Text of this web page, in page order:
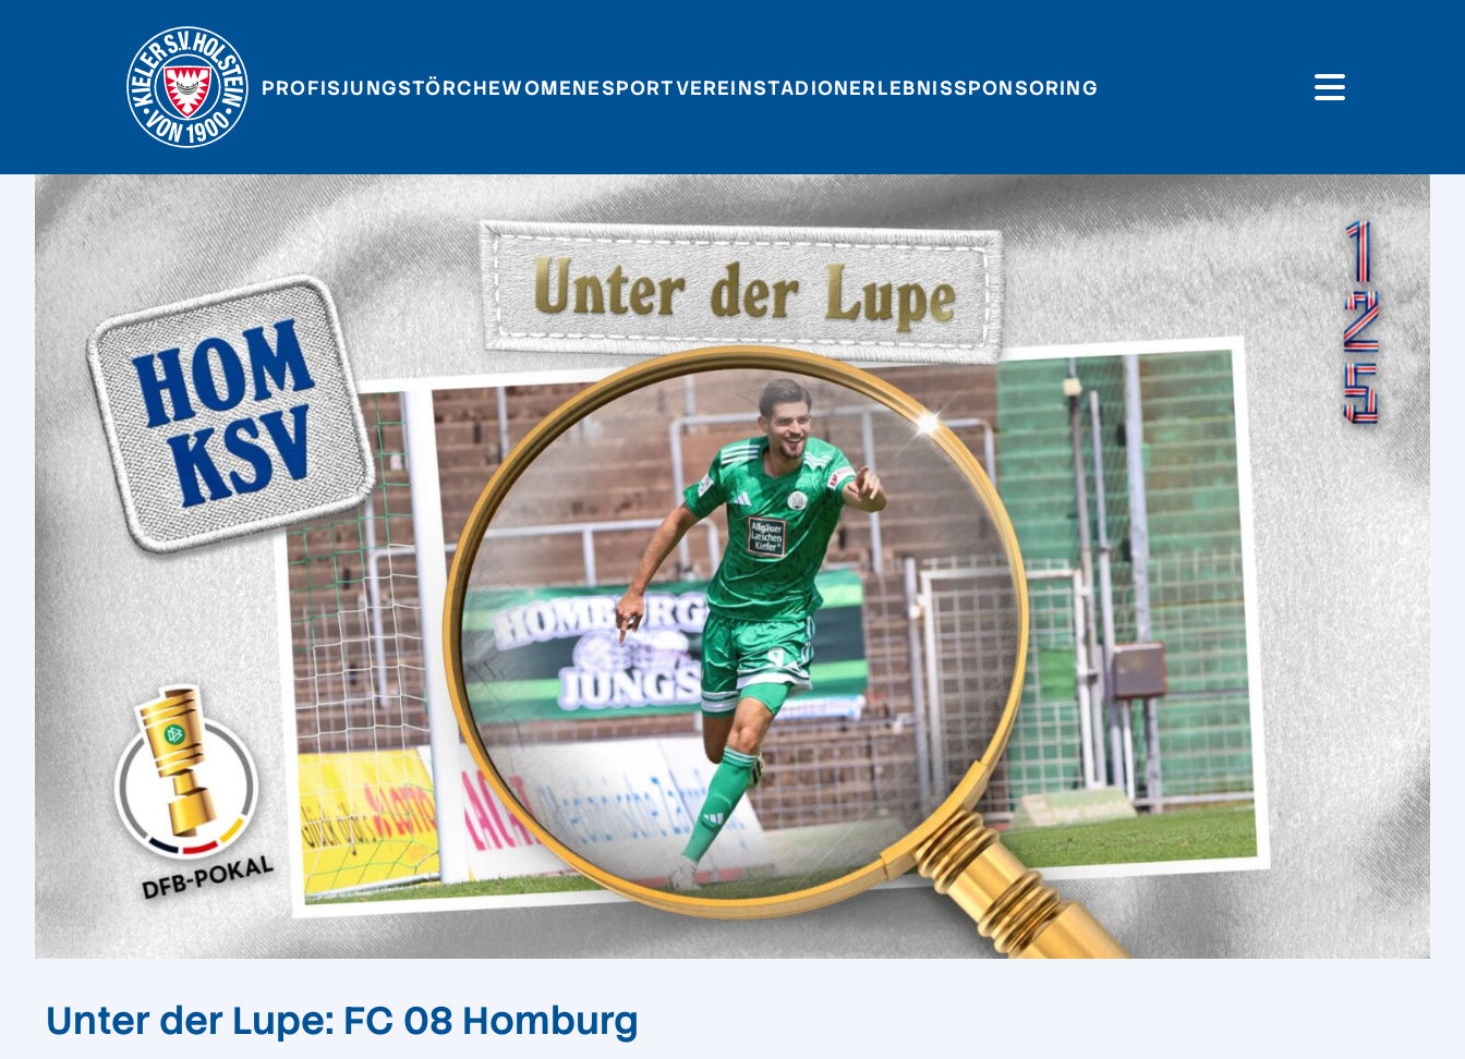
PROFISJUNGSTÖRCHEWOMENESPORTVEREINSTADIONERLEBNISSPONSORING
Unter der Lupe: FC 08 Homburg